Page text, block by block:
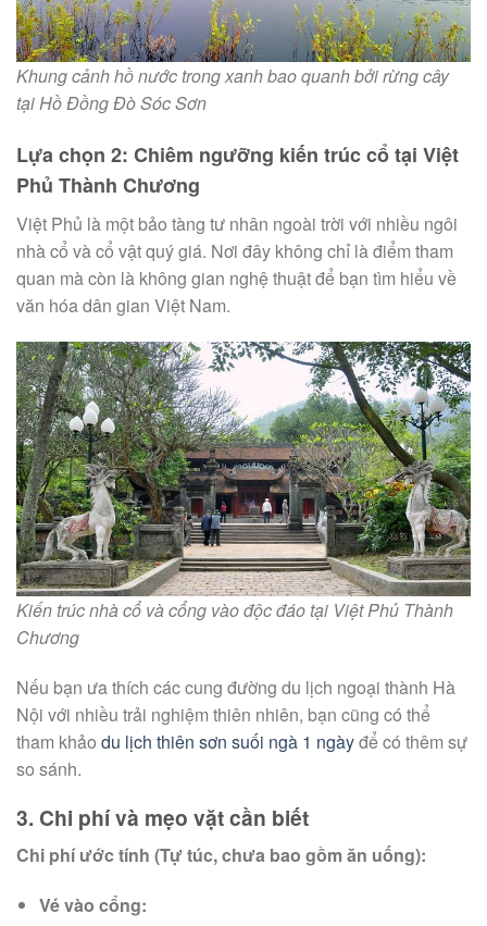
Khung cảnh hồ nước trong xanh bao quanh bởi rừng cây
tại Hồ Đồng Đò Sóc Sơn
Lựa chọn 2: Chiêm ngưỡng kiến trúc cổ tại Việt
Phủ Thành Chương
Việt Phủ là một bảo tàng tư nhân ngoài trời với nhiều ngôi
nhà cổ và cổ vật quý giá. Nơi đây không chỉ là điểm tham
quan mà còn là không gian nghệ thuật để bạn tìm hiểu về
văn hóa dân gian Việt Nam.
Kiến trúc nhà cổ và cổng vào độc đáo tại Việt Phủ Thành
Chương
Nếu bạn ưa thích các cung đường du lịch ngoại thành Hà
Nội với nhiều trải nghiệm thiên nhiên, bạn cũng có thể
tham khảo du lịch thiên sơn suối ngà 1 ngàyđể có thêm sự
so sánh.
3. Chi phí và mẹo vặt cần biết
Chi phí ước tính (Tự túc, chưa bao gồm ăn uống):
Vé vào cổng: